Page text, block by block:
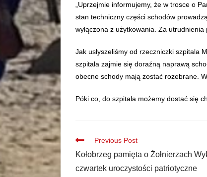
„Uprzejmie informujemy, że w trosce o
stan techniczny części schodów
wyłączona z użytkowania. Za utrudnienia
Jak usłyszeliśmy od rzeczniczki szpitala
szpitala zajmie się doraźną naprawą
obecne schody mają zostać rozebrane.
Póki co, do szpitala możemy dostać się
Previous Post
Kołobrzeg pamięta o Żołnierzach
czwartek uroczystości patriotyczne